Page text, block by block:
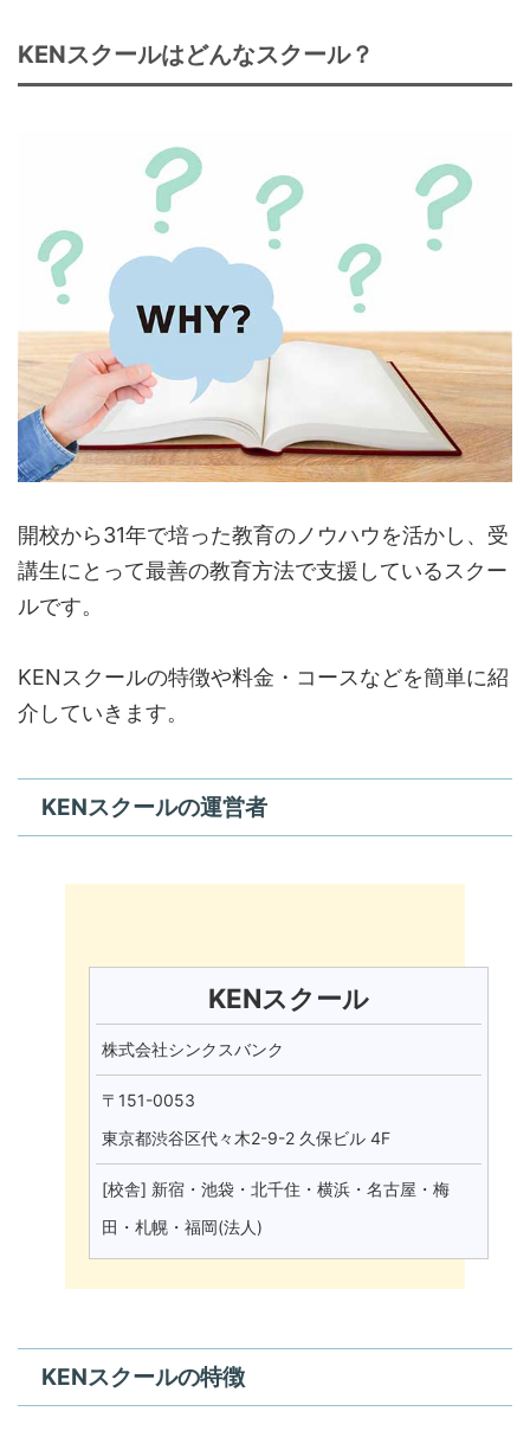
KENスクールはどんなスクール？
開校から31年で培った教育のノウハウを活かし、受
講生にとって最善の教育方法で支援しているスクー
ルです。
KENスクールの特徴や料金・コースなどを簡単に紹
介していきます。
KENスクールの運営者
KENスクール
株式会社シンクスバンク
〒151-0053
東京都渋谷区代々木2-9-2 久保ビル 4F
[校舎] 新宿・池袋・北千住・横浜・名古屋・梅
田・札幌・福岡(法人)
KENスクールの特徴